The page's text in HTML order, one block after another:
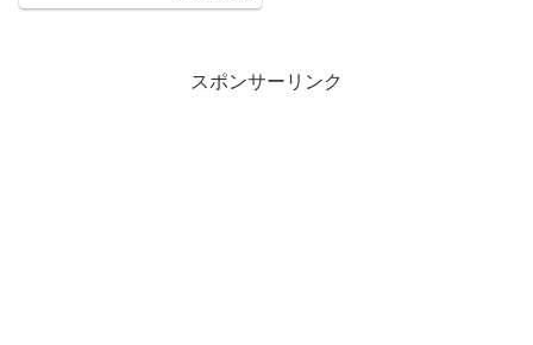
スポンサーリンク